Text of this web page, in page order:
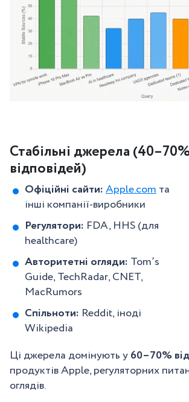
Стабільні джерела
відповідей)
Офіційні сайти:Apple.comта
інші компанії-виробники
Регулятори: FDA, HHS (для
healthcare)
Авторитетні огляди: Tom’s
Guide, TechRadar, CNET,
MacRumors
Спільноти: Reddit, іноді
Wikipedia
Ці джерела домінують у60–70%
продуктів Apple, регуляторних
оглядів.